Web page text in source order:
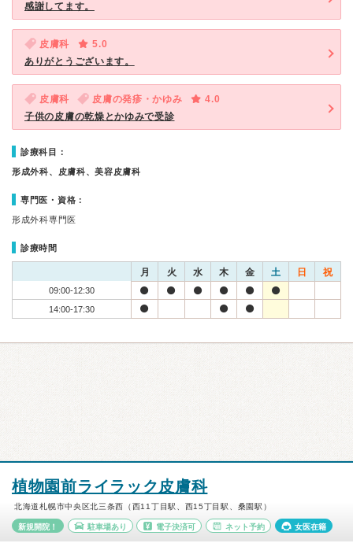
感謝してます。
皮膚科
5.0
ありがとうございます。
皮膚科 皮膚の発疹・かゆみ
4.0
子供の皮膚の乾燥とかゆみで受診
診療科目：
形成外科、皮膚科、美容皮膚科
専門医・資格：
形成外科専門医
診療時間
月 火 水 木 金 土 日 祝
09:00-12:30
14:00-17:30
植物園前ライラック皮膚科
北海道札幌市中央区北三条西（西11丁目駅、西15丁目駅、桑園駅）
新規開院！ 駐車場あり 電子決済可 ネット予約 女医在籍